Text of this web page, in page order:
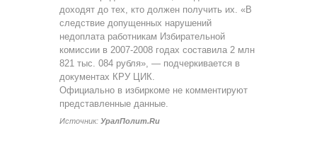
доходят до тех, кто должен получить их. «В
следствие допущенных нарушений
недоплата работникам Избирательной
комиссии в 2007-2008 годах составила 2 млн
821 тыс. 084 рубля», — подчеркивается в
документах КРУ ЦИК.
Официально в избиркоме не комментируют
представленные данные.
Источник: УралПолит.Ru